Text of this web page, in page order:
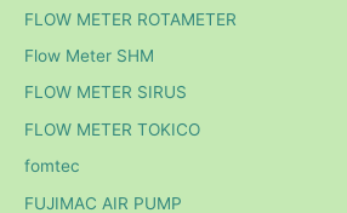
FLOW METER ROTAMETER
Flow Meter SHM
FLOW METER SIRUS
FLOW METER TOKICO
fomtec
FUJIMAC AIR PUMP